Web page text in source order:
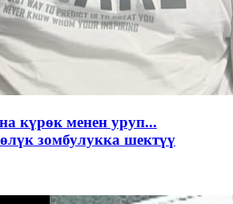
күрөк менен уруп...
зомбулукка шектүү